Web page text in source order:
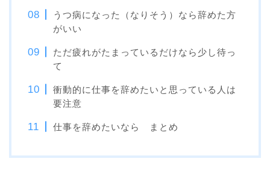
うつ病になった（なりそう）なら辞めた方
がいい
ただ疲れがたまっているだけなら少し待っ
て
衝動的に仕事を辞めたいと思っている人は
要注意
仕事を辞めたいなら まとめ